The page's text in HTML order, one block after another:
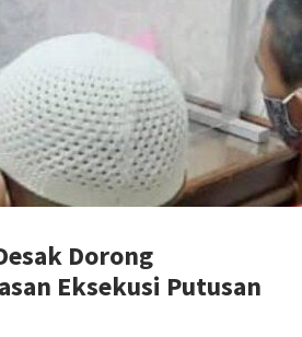
Dorong
Eksekusi Putusan